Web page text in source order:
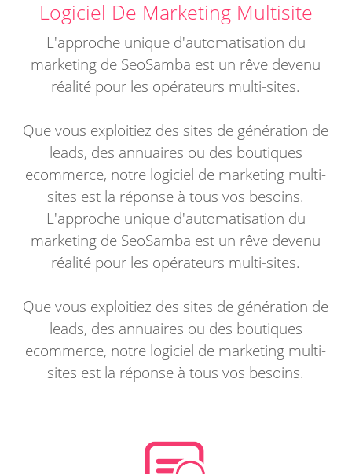
Logiciel De Marketing Multisite
L'approche unique d'automatisation du
marketing de SeoSamba est un rêve devenu
réalité pour les opérateurs multi-sites.
Que vous exploitiez des sites de génération de
leads, des annuaires ou des boutiques
ecommerce, notre logiciel de marketing multi-
sites est la réponse à tous vos besoins.
L'approche unique d'automatisation du
marketing de SeoSamba est un rêve devenu
réalité pour les opérateurs multi-sites.
Que vous exploitiez des sites de génération de
leads, des annuaires ou des boutiques
ecommerce, notre logiciel de marketing multi-
sites est la réponse à tous vos besoins.